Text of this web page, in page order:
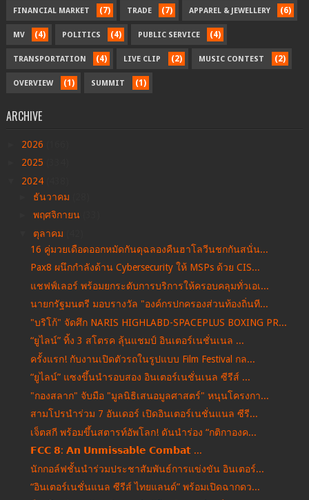
FINANCIAL MARKET (7) TRADE (7) APPAREL & JEWELLERY (6)
MV (4) POLITICS (4) PUBLIC SERVICE (4)
TRANSPORTATION (4) LIVE CLIP (2) MUSIC CONTEST (2)
OVERVIEW (1) SUMMIT (1)
ARCHIVE
2026
2025
2024
ธันวาคม
พฤศจิกายน
ตุลาคม
16 คู่มวยเดือดออกหมัดกันดุฉลองคืนฮาโลวีนชกกันสนั่น...
Pax8 ผนึกกำลังด้าน Cybersecurity ให้ MSPs ด้วย CIS...
แชฟฟ์เลอร์ พร้อมยกระดับการบริการให้ครอบคลุมทั่วเอเ...
นายกรัฐมนตรี มอบรางวัล "องค์กรปกครองส่วนท้องถิ่นที...
"บริโก้" จัดศึก NARIS HIGHLABD-SPACEPLUS BOXING PR...
“ยูไลน์” ทิ้ง 3 สโตรค ลุ้นแชมป์ อินเตอร์เนชั่นเนล ...
ครั้งแรก! กับงานเปิดตัวรถในรูปแบบ Film Festival กล...
“ยูไลน์” แซงขึ้นนำรอบสอง อินเตอร์เนชั่นเนล ซีรีส์ ...
"กองสลาก" จับมือ "มูลนิธิเสนอมูลศาสตร์" หนุนโครงกา...
สามโปรนำร่วม 7 อันเดอร์ เปิดอินเตอร์เนชั่นแนล ซีรี...
เจ็ตสกี พร้อมขึ้นสตารท์อัพโลก! ดันนำร่อง “กติกาองค...
𝗙𝗖𝗖 𝟴: 𝗔𝗻 𝗨𝗻𝗺𝗶𝘀𝘀𝗮𝗯𝗹𝗲 𝗖𝗼𝗺𝗯𝗮𝘁 ...
นักกอล์ฟชั้นนำร่วมประชาสัมพันธ์การแข่งขัน อินเตอร์...
“อินเตอร์เนชั่นแนล ซีรีส์ ไทยแลนด์” พร้อมเปิดฉากดว...